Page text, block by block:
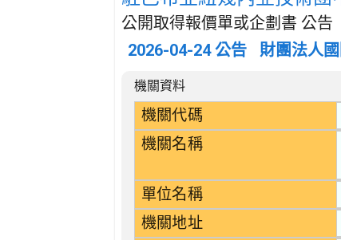
公開取得報價單或企劃書 公告
2026-04-24 公告 財團法人
招標公告詳細內容
機關資料
機關代碼
機關名稱
單位名稱
機關地址